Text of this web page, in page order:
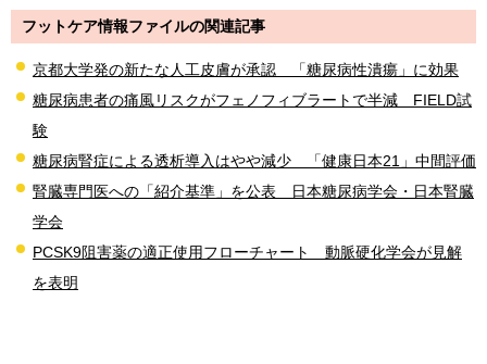
フットケア情報ファイルの関連記事
京都大学発の新たな人工皮膚が承認 「糖尿病性潰瘍」に効果
糖尿病患者の痛風リスクがフェノフィブラートで半減 FIELD試
験
糖尿病腎症による透析導入はやや減少 「健康日本21」中間評価
腎臓専門医への「紹介基準」を公表 日本糖尿病学会・日本腎臓
学会
PCSK9阻害薬の適正使用フローチャート 動脈硬化学会が見解
を表明